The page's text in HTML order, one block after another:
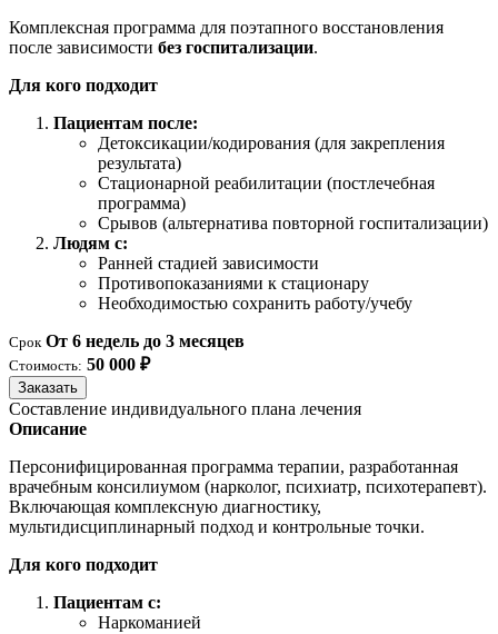
Комплексная программа для поэтапного восстановления
после зависимости без госпитализации.
Для кого подходит
Пациентам после:
Детоксикации/кодирования (для закрепления
результата)
Стационарной реабилитации (постлечебная
программа)
Срывов (альтернатива повторной госпитализации)
Людям с:
Ранней стадией зависимости
Противопоказаниями к стационару
Необходимостью сохранить работу/учебу
Срок От 6 недель до 3 месяцев
Стоимость: 50 000 ₽
Заказать
Составление индивидуального плана лечения
Описание
Персонифицированная программа терапии, разработанная
врачебным консилиумом (нарколог, психиатр, психотерапевт).
Включающая комплексную диагностику,
мультидисциплинарный подход и контрольные точки.
Для кого подходит
Пациентам с:
Наркоманией